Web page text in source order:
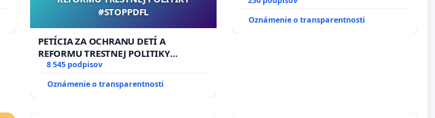
#STOPPDFL
PETÍCIA ZA OCHRANU DETÍ A
REFORMU TRESTNEJ POLITIKY
#STOPPDFL
8 545 podpisov
Oznámenie o transparentnosti
Oznámenie o transparentnosti